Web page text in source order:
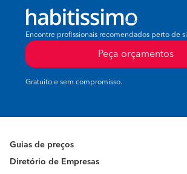
Encontre profissionais recomendados perto de si
Peça orçamentos
Gratuito e sem compromisso.
Guias de preços
Diretório de Empresas